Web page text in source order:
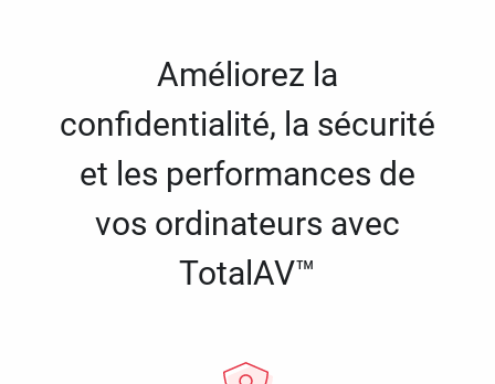
Améliorez la
confidentialité, la sécurité
et les performances de
vos ordinateurs avec
TotalAV™